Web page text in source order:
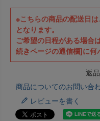
※こちらの商品の配送日
となります。
ご希望の日程がある場合
続きページの通信欄]に何
返
商品についてのお問い合
レビューを書く